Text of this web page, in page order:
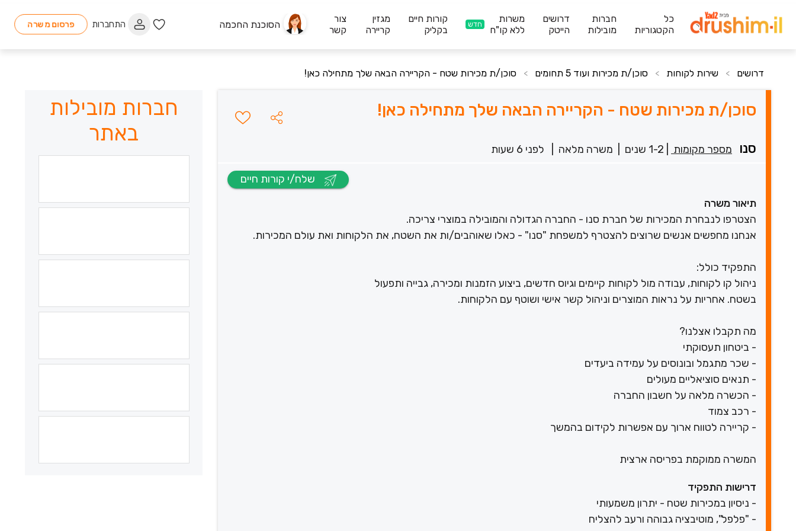
כל
הקטגוריות
חברות
מובילות
דרושים
הייטק
משרות
ללא קו"ח
חדש
קורות חיים
בקליק
מגזין
קריירה
צור
קשר
הסוכנת החכמה התחברות פרסום משרה
דרושים > שירות לקוחות > סוכן/ת מכירות ועוד 5 תחומים > סוכן/ת מכירות שטח - הקריירה הבאה שלך מתחילה כאן!
סוכן/ת מכירות שטח - הקריירה הבאה שלך מתחילה כאן!
סנו מספר מקומות 1-2 שנים משרה מלאה לפני 6 שעות
תיאור משרה
הצטרפו לנבחרת המכירות של חברת סנו - החברה הגדולה והמובילה במוצרי צריכה.
אנחנו מחפשים אנשים שרוצים להצטרף למשפחת "סנו" - כאלו שאוהבים/ות את השטח, את הלקוחות ואת עולם המכירות.
התפקיד כולל:
ניהול קו לקוחות, עבודה מול לקוחות קיימים וגיוס חדשים, ביצוע הזמנות ומכירה, גבייה ותפעול
בשטח. אחריות על נראות המוצרים וניהול קשר אישי ושוטף עם הלקוחות.
מה תקבלו אצלנו?
- ביטחון תעסוקתי
- שכר מתגמל ובונוסים על עמידה ביעדים
- תנאים סוציאליים מעולים
- הכשרה מלאה על חשבון החברה
- רכב צמוד
- קריירה לטווח ארוך עם אפשרות לקידום בהמשך
המשרה ממוקמת בפריסה ארצית
דרישות התפקיד
- ניסיון במכירות שטח - יתרון משמעותי
- "פלפל", מוטיבציה גבוהה ורעב להצליח
חברות מובילות
באתר